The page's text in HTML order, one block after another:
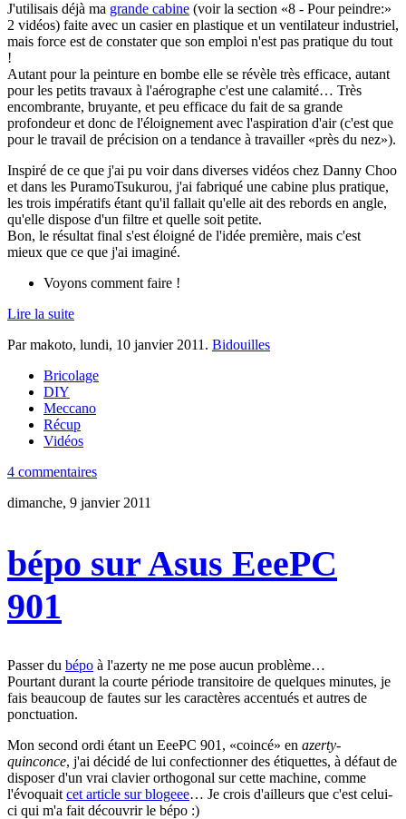
J'utilisais déjà ma grande cabine (voir la section «8 - Pour peindre:»
2 vidéos) faite avec un casier en plastique et un ventilateur industriel,
mais force est de constater que son emploi n'est pas pratique du tout
!
Autant pour la peinture en bombe elle se révèle très efficace, autant
pour les petits travaux à l'aérographe c'est une calamité… Très
encombrante, bruyante, et peu efficace du fait de sa grande
profondeur et donc de l'éloignement avec l'aspiration d'air (c'est que
pour le travail de précision on a tendance à travailler «près du nez»).
Inspiré de ce que j'ai pu voir dans diverses vidéos chez Danny Choo
et dans les PuramoTsukurou, j'ai fabriqué une cabine plus pratique,
les trois impératifs étant qu'il fallait qu'elle ait des rebords en angle,
qu'elle dispose d'un filtre et quelle soit petite.
Bon, le résultat final s'est éloigné de l'idée première, mais c'est
mieux que ce que j'ai imaginé.
Voyons comment faire !
Lire la suite
Par makoto, lundi, 10 janvier 2011 . Bidouilles
Bricolage
DIY
Meccano
Récup
Vidéos
4 commentaires
dimanche, 9 janvier 2011
bépo sur Asus EeePC
901
Passer du bépo à l'azerty ne me pose aucun problème…
Pourtant durant la courte période transitoire de quelques minutes, je
fais beaucoup de fautes sur les caractères accentués et autres de
ponctuation.
Mon second ordi étant un EeePC 901, «coincé» en azerty-
quinconce, j'ai décidé de lui confectionner des étiquettes, à défaut de
disposer d'un vrai clavier orthogonal sur cette machine, comme
l'évoquait cet article sur blogeee… Je crois d'ailleurs que c'est celui-
ci qui m'a fait découvrir le bépo :)